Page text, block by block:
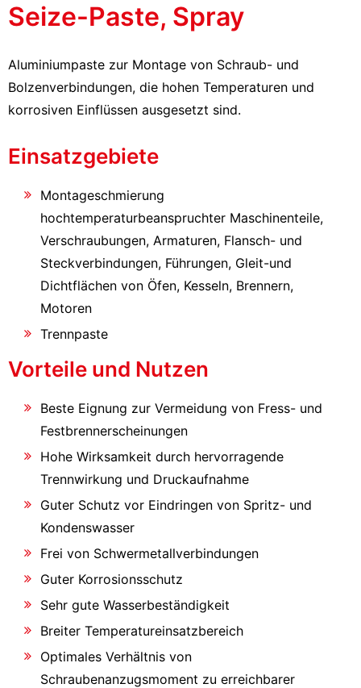
Seize-Paste, Spray
Aluminiumpaste zur Montage von Schraub- und
Bolzenverbindungen, die hohen Temperaturen und
korrosiven Einflüssen ausgesetzt sind.
Einsatzgebiete
Montageschmierung
hochtemperaturbeanspruchter Maschinenteile,
Verschraubungen, Armaturen, Flansch- und
Steckverbindungen, Führungen, Gleit-und
Dichtflächen von Öfen, Kesseln, Brennern,
Motoren
Trennpaste
Vorteile und Nutzen
Beste Eignung zur Vermeidung von Fress- und
Festbrennerscheinungen
Hohe Wirksamkeit durch hervorragende
Trennwirkung und Druckaufnahme
Guter Schutz vor Eindringen von Spritz- und
Kondenswasser
Frei von Schwermetallverbindungen
Guter Korrosionsschutz
Sehr gute Wasserbeständigkeit
Breiter Temperatureinsatzbereich
Optimales Verhältnis von
Schraubenanzugsmoment zu erreichbarer